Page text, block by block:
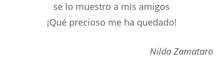
se lo muestro a mis amigos
¡Qué precioso me ha quedado!
Nilda Zamataro